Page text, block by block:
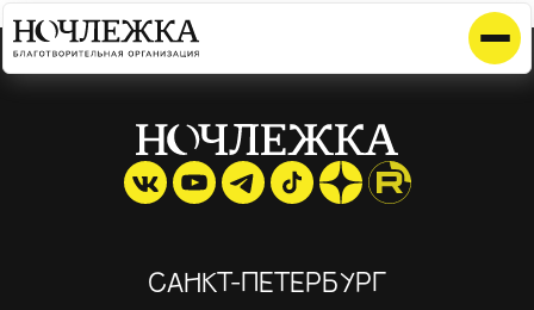
Элемент не найден!
САНКТ-ПЕТЕРБУРГ